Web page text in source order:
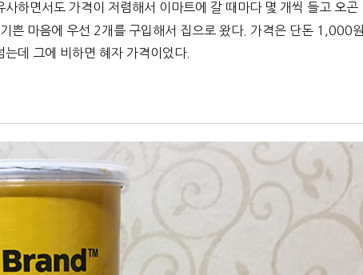
사하면서도 가격이 저렴해서 이마트에 갈 때마다 몇 개씩 들고 오곤
쁜 마음에 우선 2개를 구입해서 집으로 왔다. 가격은 단돈 1,000원
데 그에 비하면 혜자 가격이었다.